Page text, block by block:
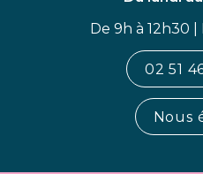
De 9h à 12h30 |
02 51
Nous